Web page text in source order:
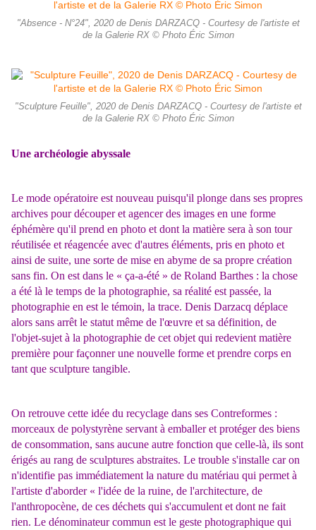
"Absence - N°24", 2020 de Denis DARZACQ - Courtesy de l'artiste et
de la Galerie RX © Photo Éric Simon
"Sculpture Feuille", 2020 de Denis DARZACQ - Courtesy de l'artiste et
de la Galerie RX © Photo Éric Simon
Une archéologie abyssale
Le mode opératoire est nouveau puisqu'il plonge dans ses propres
archives pour découper et agencer des images en une forme
éphémère qu'il prend en photo et dont la matière sera à son tour
réutilisée et réagencée avec d'autres éléments, pris en photo et
ainsi de suite, une sorte de mise en abyme de sa propre création
sans fin. On est dans le « ça-a-été » de Roland Barthes : la chose
a été là le temps de la photographie, sa réalité est passée, la
photographie en est le témoin, la trace. Denis Darzacq déplace
alors sans arrêt le statut même de l'œuvre et sa définition, de
l'objet-sujet à la photographie de cet objet qui redevient matière
première pour façonner une nouvelle forme et prendre corps en
tant que sculpture tangible.
On retrouve cette idée du recyclage dans ses Contreformes :
morceaux de polystyrène servant à emballer et protéger des biens
de consommation, sans aucune autre fonction que celle-là, ils sont
érigés au rang de sculptures abstraites. Le trouble s'installe car on
n'identifie pas immédiatement la nature du matériau qui permet à
l'artiste d'aborder « l'idée de la ruine, de l'architecture, de
l'anthropocène, de ces déchets qui s'accumulent et dont ne fait
rien. Le dénominateur commun est le geste photographique qui